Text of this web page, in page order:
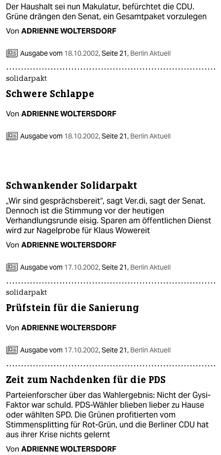
Der Haushalt sei nun Makulatur, befürchtet die CDU.
Grüne drängen den Senat, ein Gesamtpaket vorzulegen
Von ADRIENNE WOLTERSDORF
Ausgabe vom 18.10.2002,Seite 21, Berlin Aktuell
solidarpakt
Schwere Schlappe
Von ADRIENNE WOLTERSDORF
Ausgabe vom 18.10.2002,Seite 21, Berlin Aktuell
Schwankender Solidarpakt
„Wir sind gesprächsbereit“, sagt Ver.di, sagt der Senat.
Dennoch ist die Stimmung vor der heutigen
Verhandlungsrunde eisig. Sparen am öffentlichen Dienst
wird zur Nagelprobe für Klaus Wowereit
Von ADRIENNE WOLTERSDORF
Ausgabe vom 17.10.2002,Seite 21, Berlin Aktuell
solidarpakt
Prüfstein für die Sanierung
Von ADRIENNE WOLTERSDORF
Ausgabe vom 17.10.2002,Seite 21, Berlin Aktuell
Zeit zum Nachdenken für die PDS
Parteienforscher über das Wahlergebnis: Nicht der Gysi-
Faktor war schuld. PDS-Wähler blieben lieber zu Hause
oder wählten SPD. Die Grünen profitierten vom
Stimmensplitting für Rot-Grün, und die Berliner CDU hat
aus ihrer Krise nichts gelernt
Von ADRIENNE WOLTERSDORF